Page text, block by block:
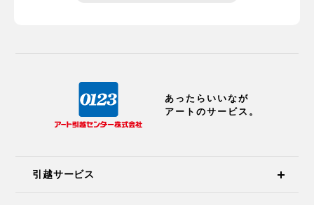
あったらいいなが
アートのサービス。
引越サービス